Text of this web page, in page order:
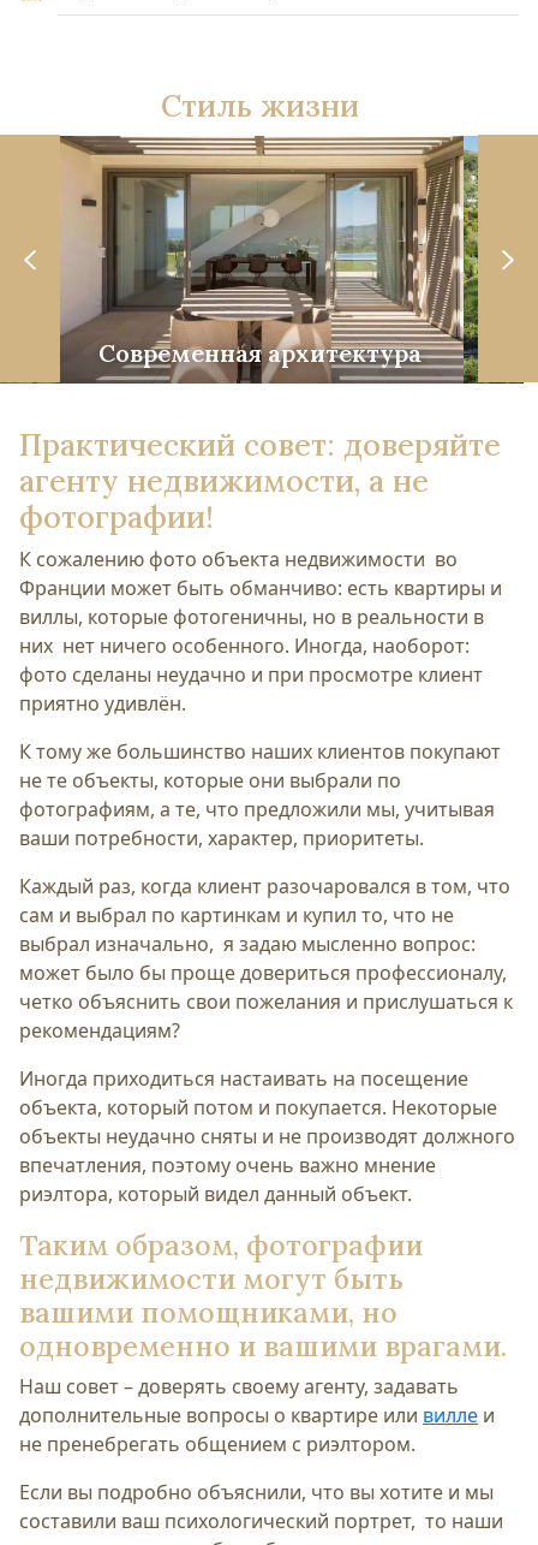
Стиль жизни
Современная архитектура
Практический совет: доверяйте
агенту недвижимости, а не
фотографии!
К сожалению фото объекта недвижимости во
Франции может быть обманчиво: есть квартиры и
виллы, которые фотогеничны, но в реальности в
них нет ничего особенного. Иногда, наоборот:
фото сделаны неудачно и при просмотре клиент
приятно удивлён.
К тому же большинство наших клиентов покупают
не те объекты, которые они выбрали по
фотографиям, а те, что предложили мы, учитывая
ваши потребности, характер, приоритеты.
Каждый раз, когда клиент разочаровался в том, что
сам и выбрал по картинкам и купил то, что не
выбрал изначально, я задаю мысленно вопрос:
может было бы проще довериться профессионалу,
четко объяснить свои пожелания и прислушаться к
рекомендациям?
Иногда приходиться настаивать на посещение
объекта, который потом и покупается. Некоторые
объекты неудачно сняты и не производят должного
впечатления, поэтому очень важно мнение
риэлтора, который видел данный объект.
Таким образом, фотографии
недвижимости могут быть
вашими помощниками, но
одновременно и вашими врагами.
Наш совет – доверять своему агенту, задавать
дополнительные вопросы о квартире или вилле и
не пренебрегать общением с риэлтором.
Если вы подробно объяснили, что вы хотите и мы
составили ваш психологический портрет, то наши